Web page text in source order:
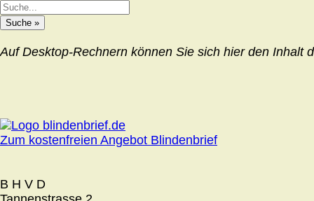
Auf Desktop-Rechnern können Sie sich hier den Inhalt
Zum kostenfreien Angebot Blindenbrief
B H V D